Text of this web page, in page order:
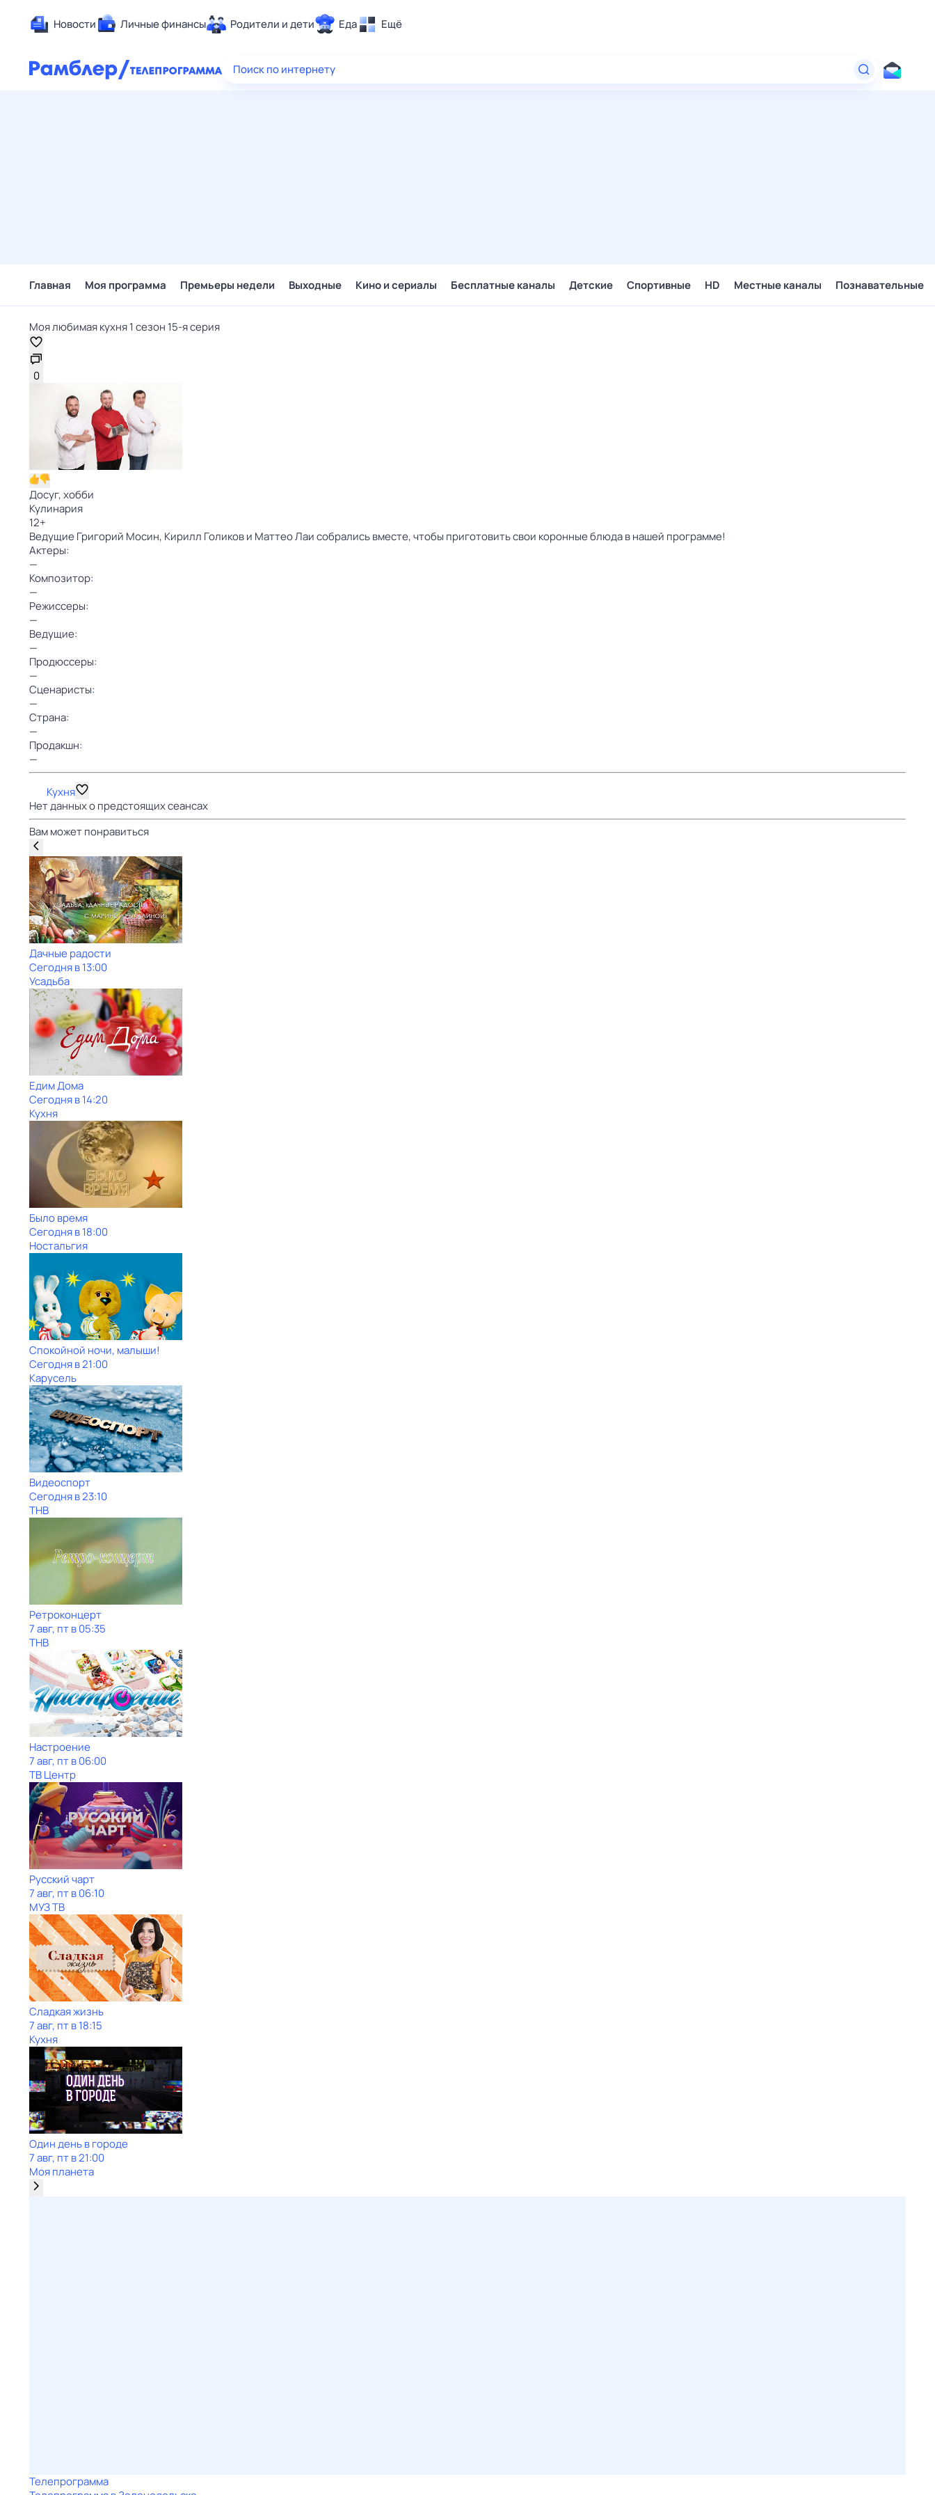
Новости Личные финансы Родители и дети Еда Ещё
Здоровье
Поиск по интернету
Главная Моя программа Премьеры недели Выходные Кино и сериалы Бесплатные каналы Детские Спортивные HD Местные каналы Познавательные
Моя любимая кухня 1 сезон 15-я серия
0
Досуг, хобби
Кулинария
12+
Ведущие Григорий Мосин, Кирилл Голиков и Маттео Лаи собрались вместе, чтобы приготовить свои коронные блюда в нашей программе!
Актеры:
—
Композитор:
—
Режиссеры:
—
Ведущие:
—
Продюссеры:
—
Сценаристы:
—
Страна:
—
Продакшн:
—
Кухня
Нет данных о предстоящих сеансах
Вам может понравиться
Дачные радости
Сегодня в 13:00
Усадьба
Едим Дома
Сегодня в 14:20
Кухня
Было время
Сегодня в 18:00
Ностальгия
Спокойной ночи, малыши!
Сегодня в 21:00
Карусель
Видеоспорт
Сегодня в 23:10
ТНВ
Ретроконцерт
7 авг, пт в 05:35
ТНВ
Настроение
7 авг, пт в 06:00
ТВ Центр
Рycский чарт
7 авг, пт в 06:10
МУЗ ТВ
Сладкая жизнь
7 авг, пт в 18:15
Кухня
Один день в городе
7 авг, пт в 21:00
Моя планета
Телепрограмма